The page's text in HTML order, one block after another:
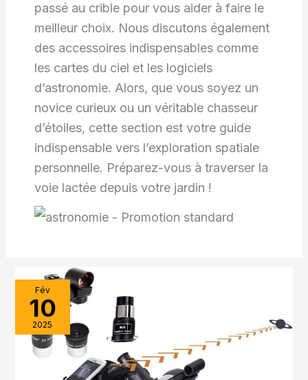
passé au crible pour vous aider à faire le
meilleur choix. Nous discutons également
des accessoires indispensables comme
les cartes du ciel et les logiciels
d’astronomie. Alors, que vous soyez un
novice curieux ou un véritable chasseur
d’étoiles, cette section est votre guide
indispensable vers l’exploration spatiale
personnelle. Préparez-vous à traverser la
voie lactée depuis votre jardin !
Fév
10
2025